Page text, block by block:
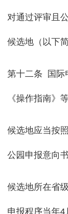
对通过评审且
候选地（以下简
第十二条 国际
《操作指南》
候选地应当按
公园申报意向
候选地所在省
申报程序当年